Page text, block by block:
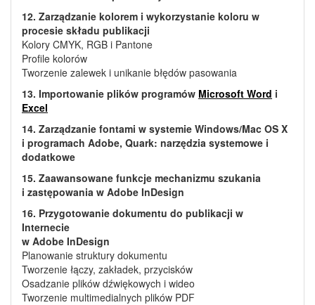
12. Zarządzanie kolorem i wykorzystanie koloru w
procesie składu publikacji
Kolory CMYK, RGB i Pantone
Profile kolorów
Tworzenie zalewek i unikanie błędów pasowania
13. Importowanie plików programów Microsoft Word i
Excel
14. Zarządzanie fontami w systemie Windows/Mac OS X
i programach Adobe, Quark: narzędzia systemowe i
dodatkowe
15. Zaawansowane funkcje mechanizmu szukania
i zastępowania w Adobe InDesign
16. Przygotowanie dokumentu do publikacji w
Internecie
w Adobe InDesign
Planowanie struktury dokumentu
Tworzenie łączy, zakładek, przycisków
Osadzanie plików dźwiękowych i wideo
Tworzenie multimedialnych plików PDF